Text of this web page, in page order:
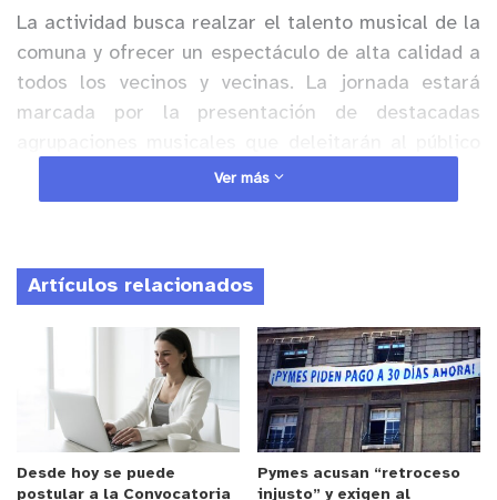
La actividad busca realzar el talento musical de la
comuna y ofrecer un espectáculo de alta calidad a
todos los vecinos y vecinas. La jornada estará
marcada por la presentación de destacadas
con un repertorio variado:
– Big Band Red Q
– Big Band Juvenil de Algarrobo
– Orquesta Municipal de Música Popular de Quillota
Estamos muy contentos de generar estas
instancias artísticas que subrayan el compromiso
Ver más
Artículos relacionados
Desde hoy se puede
postular a la Convocatoria
Pymes acusan “retroceso
injusto” y exigen al